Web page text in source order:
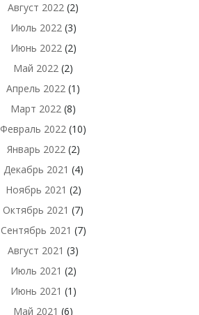
Август 2022 (2)
Июль 2022(3)
Июнь 2022(2)
Май 2022 (2)
Апрель 2022 (1)
Март 2022 (8)
Февраль 2022 (10)
Январь 2022(2)
Декабрь 2021 (4)
Ноябрь 2021 (2)
Октябрь 2021 (7)
Сентябрь 2021 (7)
Август 2021 (3)
Июль 2021 (2)
Июнь 2021 (1)
Май 2021 (6)